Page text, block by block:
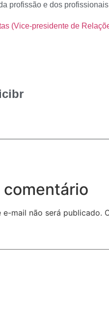
profissão e dos
(Vice-presidente de
comentário
e-mail não será publicado.